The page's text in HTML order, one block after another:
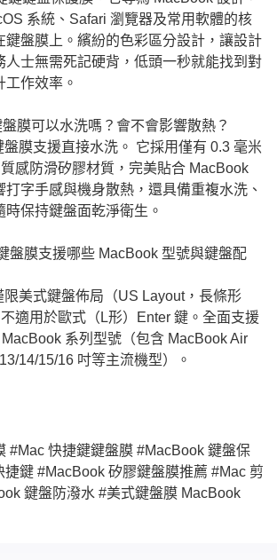
系統、Safari 瀏覽器及常用軟體的核
鍵盤膜上。繽紛的色彩區分設計，讓設計
人士無需死記硬背，低頭一秒就能找到對
作效率。
膜可以水洗嗎？會不會影響散熱？
膜支援直接水洗。 它採用僅有 0.3 毫米
質感防滑矽膠材質，完美貼合 MacBook
字手感與機身散熱，還具備重複水洗、
保持鍵盤面乾淨衛生。
盤膜支援哪些 MacBook 型號與鍵盤配
限美式鍵盤佈局（US Layout，長條形
適用於歐式（L形）Enter 鍵。全面支援
系列型號（包含 MacBook Air
14/15/16 吋等主流機型）。
#Mac 快捷鍵鍵盤膜 #MacBook 鍵盤保
捷鍵 #MacBook 矽膠鍵盤膜推薦 #Mac 剪
鍵盤防潑水 #美式鍵盤膜 MacBook